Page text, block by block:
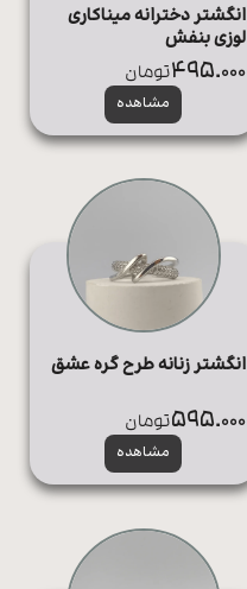
انگشتر دخترانه میناکاری
لوزی بنفش
مشاهده
495.000تومان
انگشتر زنانه طرح گره عشق
مشاهده
595.000تومان